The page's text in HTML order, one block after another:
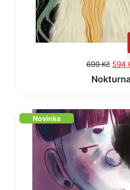
699Kč 594
Novinka